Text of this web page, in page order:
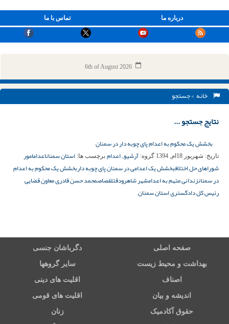
تماس با ما درباره ما
6th of August 2026
خانه > جستجو
نتایج جستجو ...
بخشش یک محکوم به اعدام پای چوبه دار در سمنان
تاریخ: شهریور 18ام, 1394 گروه: آرشیو, اعدام برچسب ها: استان سمناناعدامامور
شوراهای حل اختلافبخشش یک اعدامی در سمنان پای چوبه داربخشش یک محکوم به اعدام
در سمنانزندانی متهم به اعدامشهر شاهرودقتلقصاصمحمد حسن قادری معاون قضایی
رئیس کل دادگستری استان سمنان
صفحه اصلی دگرباشان جنسی
بهداشت و محیط زیست سایر گروهها
اصناف اقلیت های دینی
اندیشه و بیان اقلیت های قومی
حقوق آکادمیک زنان